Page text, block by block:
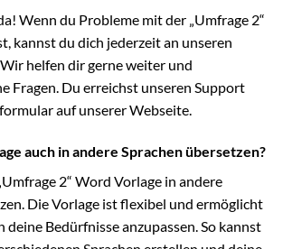
Wenn du Probleme mit der „Umfrage 2“
kannst du dich jederzeit an unseren
helfen dir gerne weiter und
Fragen. Du erreichst unseren Support
auf unserer Webseite.
auch in andere Sprachen übersetzen?
2“ Word Vorlage in andere
Die Vorlage ist flexibel und ermöglicht
deine Bedürfnisse anzupassen. So kannst